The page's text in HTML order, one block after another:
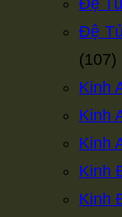
Đệ
Đệ
(107)
Kinh
Kinh
Kinh
Kinh
Kinh